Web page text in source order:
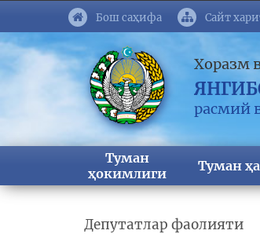
Бош саҳифа Сайт
Хоразм
расмий
Туман
ҳокимлиги
Туман
Депутатлар фаолияти